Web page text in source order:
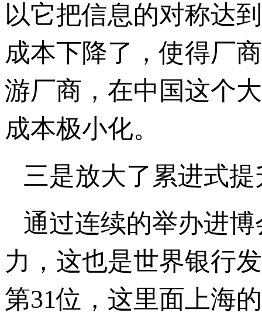
以它把信息的对称达
成本下降了，使得厂
游厂商，在中国这个
成本极小化。
三是放大了累进式
通过连续的举办进
力，这也是世界银行
第31位，这里面上海